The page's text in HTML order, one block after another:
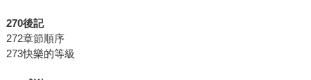
270後記
272章節順序
273快樂的等級